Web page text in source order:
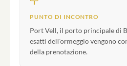
PUNTO DI INCONTRO
Port Vell, il porto principale di
esatti dell'ormeggio vengono
della prenotazione.